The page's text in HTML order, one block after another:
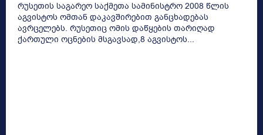
რუსეთის საგარეო საქმეთა სამინისტრო 2008 წლის
აგვისტოს ომთან დაკავშირებით განცხადებას
ავრცელებს. რუსეთიც ომის დაწყების თარიღად
ქართული ოცნების მსგავსად,8 აგვისტოს...